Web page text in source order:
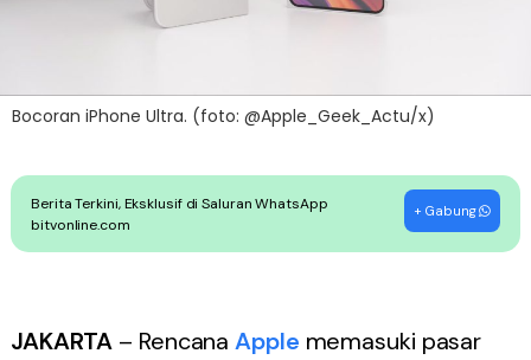
Bocoran iPhone Ultra. (foto: @Apple_Geek_Actu/x)
Berita Terkini, Eksklusif di Saluran WhatsApp
bitvonline.com
+ Gabung
JAKARTA – RencanaApple memasuki pasar